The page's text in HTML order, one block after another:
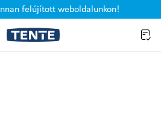
felújított weboldalunkon!